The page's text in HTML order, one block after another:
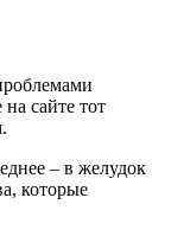
сайте тот
– в желудок
которые